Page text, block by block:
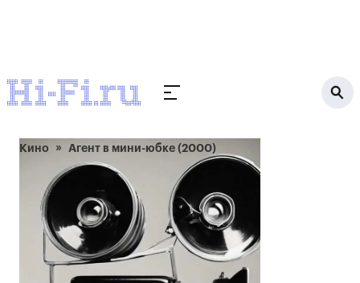
Кино Агент в мини-юбке (2000)